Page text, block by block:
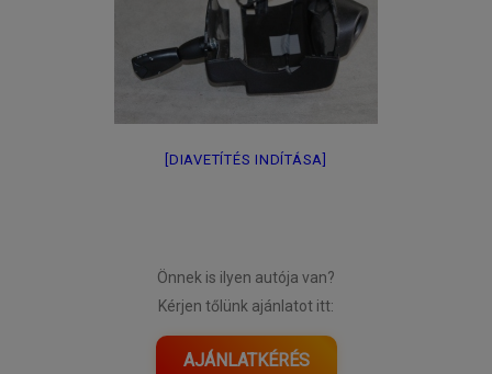
[DIAVETÍTÉS INDÍTÁSA]
Önnek is ilyen autója van?
Kérjen tőlünk ajánlatot itt:
AJÁNLATKÉRÉS